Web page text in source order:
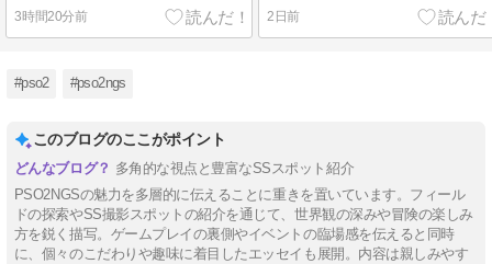
3時間20分前 2日前
#pso2 #pso2ngs
このブログのここがポイント
多角的な視点と豊富なSSスポット紹介
PSO2NGSの魅力を多層的に伝えることに重きを置いています。フィール
ドの探索やSS撮影スポットの紹介を通じて、世界観の深みや冒険の楽しみ
方を鋭く描写。ゲームプレイの裏側やイベントの臨場感を伝えると同時
に、個々のこだわりや趣味に着目したエッセイも展開。内容は親しみやす